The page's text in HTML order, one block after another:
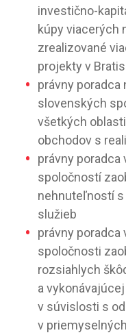
investično-
kúpy viacerých
zrealizované
projekty v
právny
slovenských
všetkých
obchodov s
právny
spoločností
nehnuteľností
služieb
právny
spoločnosti
rozsiahlych
a
v súvislosti s
v